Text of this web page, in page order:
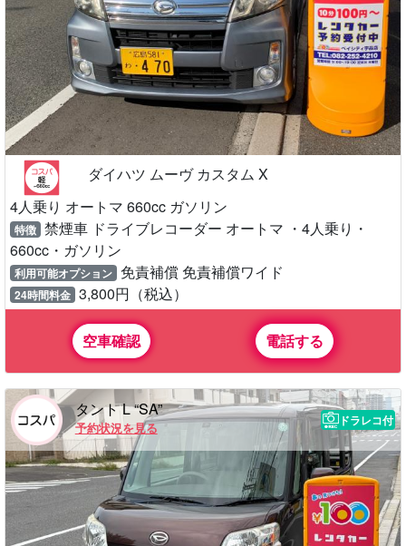
ダイハツ ムーヴ カスタム X
4人乗り オートマ 660cc ガソリン
特徴 禁煙車 ドライブレコーダー オートマ ・4人乗り・
660cc・ガソリン
利用可能オプション 免責補償 免責補償ワイド
24時間料金 3,800円（税込）
空車確認 電話する
タント L “SA”
予約状況を見る
ドラレコ付